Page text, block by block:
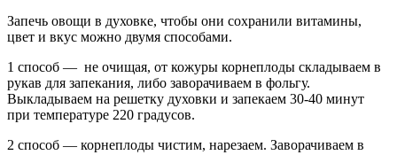
Запечь овощи в духовке, чтобы они сохранили витамины,
цвет и вкус можно двумя способами.
1 способ — не очищая, от кожуры корнеплоды складываем в
рукав для запекания, либо заворачиваем в фольгу.
Выкладываем на решетку духовки и запекаем 30-40 минут
при температуре 220 градусов.
2 способ — корнеплоды чистим, нарезаем. Заворачиваем в